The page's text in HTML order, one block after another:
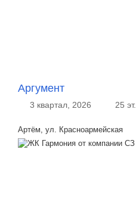
Аргумент
3 квартал, 2026 25 эт.
Артём, ул. Красноармейская